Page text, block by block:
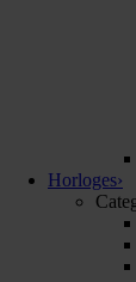
Horloges›